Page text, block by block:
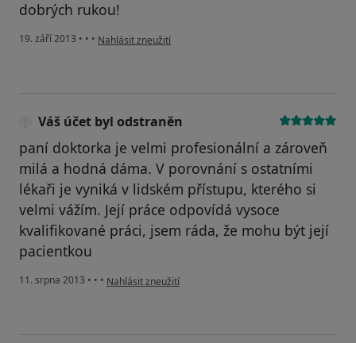
dobrých rukou!
19. září 2013 • • • podle názoru uživatele Váš účet byl odstraněn
Nahlásit zneužití
Váš účet byl odstraněn
paní doktorka je velmi profesionální a zároveň
milá a hodná dáma. V porovnání s ostatními
lékaři je vyniká v lidském přístupu, kterého si
velmi vážím. Její práce odpovídá vysoce
kvalifikované práci, jsem ráda, že mohu být její
pacientkou
11. srpna 2013 • • • podle názoru uživatele Váš účet byl odstraněn
Nahlásit zneužití